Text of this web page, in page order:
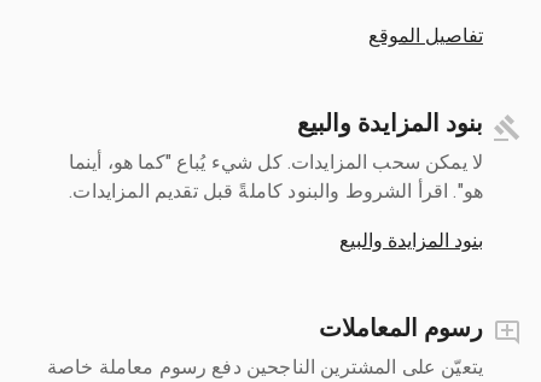
تفاصيل الموقع
بنود المزايدة والبيع
لا يمكن سحب المزايدات. كل شيء يُباع "كما هو، أينما
هو". اقرأ الشروط والبنود كاملةً قبل تقديم المزايدات.
بنود المزايدة والبيع
رسوم المعاملات
يتعيّن على المشترين الناجحين دفع رسوم معاملة خاصة